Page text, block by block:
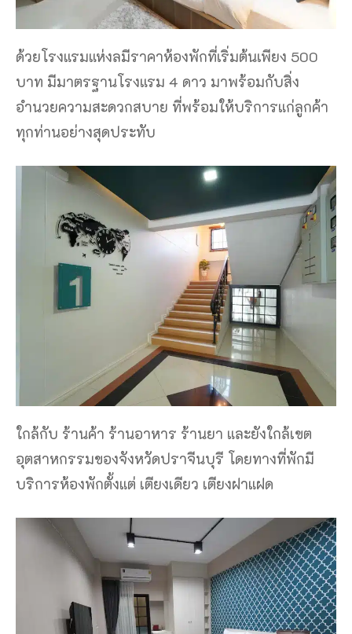
ด้วยโรงแรมแห่งลมีราคาห้องพักที่เริ่มต้นเพียง 500
บาท มีมาตรฐานโรงแรม 4 ดาว มาพร้อมกับสิ่ง
อำนวยความสะดวกสบาย ที่พร้อมให้บริการแก่ลูกค้า
ทุกท่านอย่างสุดประทับ
ใกล้กับ ร้านค้า ร้านอาหาร ร้านยา และยังใกล้เขต
อุตสาหกรรมของจังหวัดปราจีนบุรี โดยทางที่พักมี
บริการห้องพักตั้งแต่ เตียงเดียว เตียงฝาแฝด